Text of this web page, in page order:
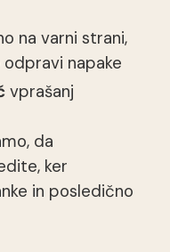
na varni strani,
napake
vprašanj
da
ker
in posledično